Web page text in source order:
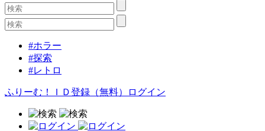
#ホラー
#探索
#レトロ
ふりーむ！ＩＤ登録（無料） ログイン